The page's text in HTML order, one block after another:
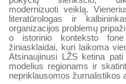
modernizuoti veiklą.
literatūrologas ir
organizacijos problemų
o istorinio konteksto
žiniasklaidai, kuri laikoma
Atsinaujinusi LŽS ketina
modelius regionams ir
nepriklausomos žurnalistikos